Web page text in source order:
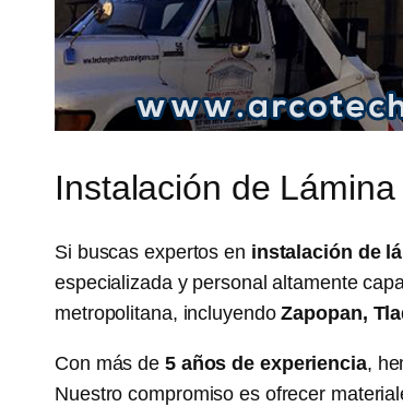
Instalación de
Si buscas expertos en instalación de
especializada y personal altamente
metropolitana, incluyendoZapopan,
Con más de 5 años de experiencia,
Nuestro compromiso es ofrecer